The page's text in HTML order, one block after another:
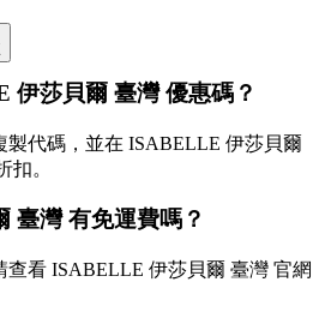
伊莎貝爾 臺灣 優惠碼？
代碼，並在 ISABELLE 伊莎貝爾
扣。
臺灣 有免運費嗎？
看 ISABELLE 伊莎貝爾 臺灣 官網